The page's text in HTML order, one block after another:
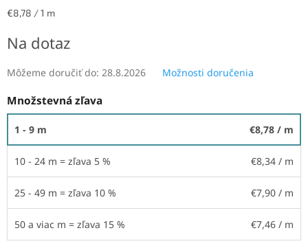
Jednotková
€8,78 / 1 m
Na dotaz
Môžeme doručiť do: 28.8.2026 Možnosti doručenia
Množstevná zľava
1 - 9 m €8,78 / m
10 - 24 m = zľava 5 % €8,34 / m
25 - 49 m = zľava 10 % €7,90 / m
50 a viac m = zľava 15 % €7,46 / m